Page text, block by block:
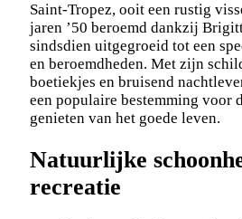
Saint-Tropez, ooit een rustig
jaren ’50 beroemd dankzij
sindsdien uitgegroeid tot een
en beroemdheden. Met zijn
boetiekjes en bruisend
een populaire bestemming voor
genieten van het goede leven.
Natuurlijke
recreatie